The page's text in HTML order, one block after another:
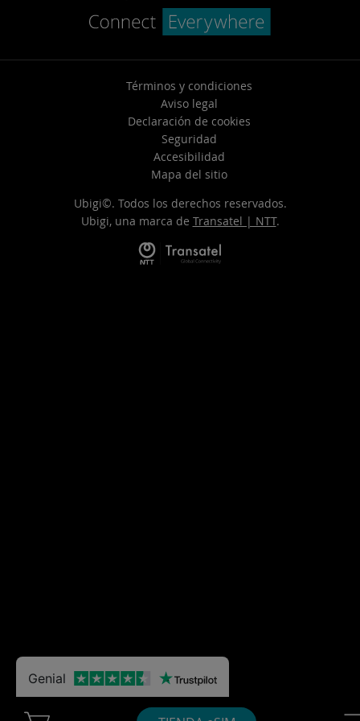
Términos y condiciones
Aviso legal
Declaración de cookies
Seguridad
Accesibilidad
Mapa del sitio
Ubigi©. Todos los derechos reservados.
Ubigi, una marca de Transatel | NTT.
Genial